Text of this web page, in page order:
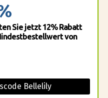
Sie jetzt 12% Rabatt
von
Bellelily